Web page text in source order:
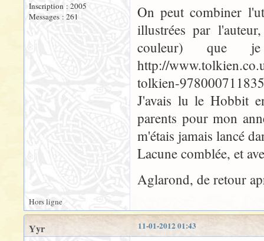
Inscription : 2005
Messages : 261
On peut combiner
illustrées par
couleur)
http://
tolkien-
J'avais lu le Hobbit
parents pour mon
m'étais jamais lancé
Lacune comblée, et
Aglarond, de retour
Hors ligne
11-01-2012 01:43
Yyr